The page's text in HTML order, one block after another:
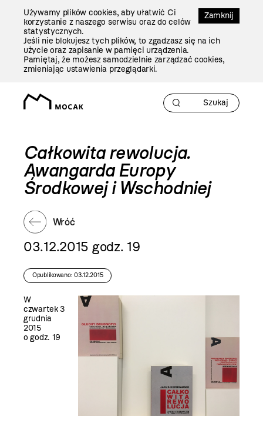
Zamknij
Używamy plików cookies, aby ułatwić Ci
korzystanie z naszego serwisu oraz do celów
statystycznych.
Jeśli nie blokujesz tych plików, to zgadzasz się na ich
użycie oraz zapisanie w pamięci urządzenia.
Pamiętaj, że możesz samodzielnie zarządzać cookies,
zmieniając ustawienia przeglądarki.
Całkowita rewolucja.
Awangarda Europy
Środkowej i Wschodniej
Wróć
03.12.2015 godz. 19
Opublikowano: 03.12.2015
W
czwartek 3
grudnia
2015
o godz. 19